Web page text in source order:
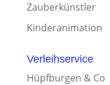
Zauberkünstler
Kinderanimation
Verleihservice
Hüpfburgen & Co